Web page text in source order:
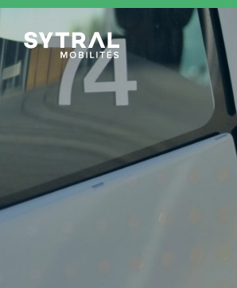
TCL Sytral